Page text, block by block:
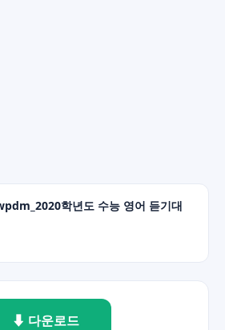
학년도 수능 영어 듣기대
⬇ 다운로드